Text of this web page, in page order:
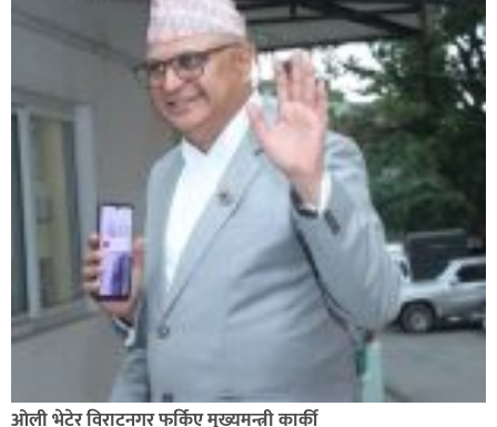
ओली भेटेर विराटनगर फर्किए मुख्यमन्त्री कार्की